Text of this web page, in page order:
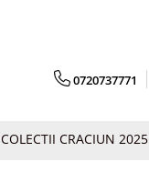
0720737771
COLECTII CRACIUN 2025